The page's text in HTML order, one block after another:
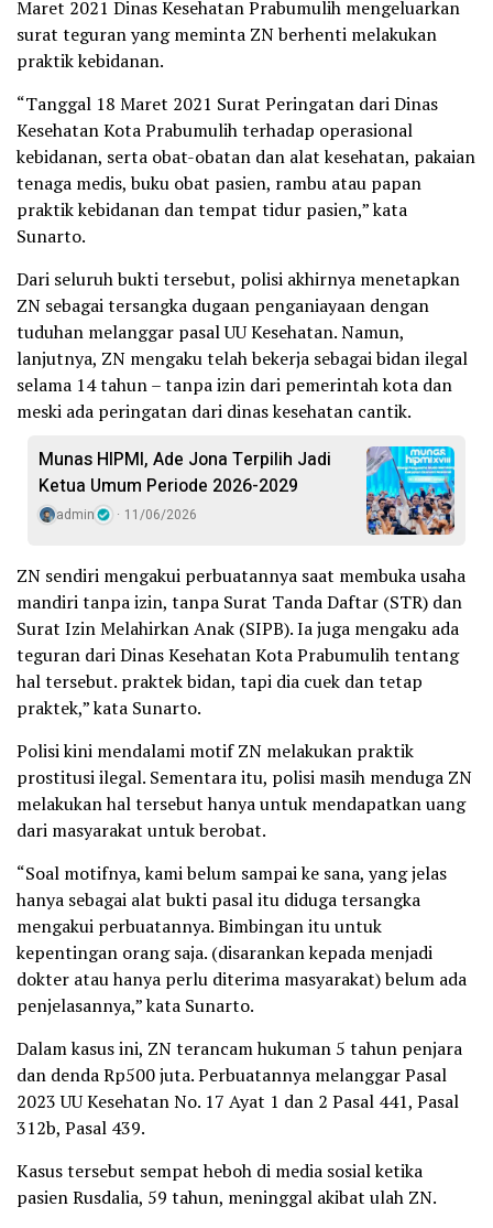
Maret 2021 Dinas Kesehatan Prabumulih mengeluarkan
surat teguran yang meminta ZN berhenti melakukan
praktik kebidanan.
“Tanggal 18 Maret 2021 Surat Peringatan dari Dinas
Kesehatan Kota Prabumulih terhadap operasional
kebidanan, serta obat-obatan dan alat kesehatan, pakaian
tenaga medis, buku obat pasien, rambu atau papan
praktik kebidanan dan tempat tidur pasien,” kata
Sunarto.
Dari seluruh bukti tersebut, polisi akhirnya menetapkan
ZN sebagai tersangka dugaan penganiayaan dengan
tuduhan melanggar pasal UU Kesehatan. Namun,
lanjutnya, ZN mengaku telah bekerja sebagai bidan ilegal
selama 14 tahun – tanpa izin dari pemerintah kota dan
meski ada peringatan dari dinas kesehatan cantik.
Munas HIPMI, Ade Jona Terpilih Jadi
Ketua Umum Periode 2026-2029
admin 11/06/2026
ZN sendiri mengakui perbuatannya saat membuka usaha
mandiri tanpa izin, tanpa Surat Tanda Daftar (STR) dan
Surat Izin Melahirkan Anak (SIPB). Ia juga mengaku ada
teguran dari Dinas Kesehatan Kota Prabumulih tentang
hal tersebut. praktek bidan, tapi dia cuek dan tetap
praktek,” kata Sunarto.
Polisi kini mendalami motif ZN melakukan praktik
prostitusi ilegal. Sementara itu, polisi masih menduga ZN
melakukan hal tersebut hanya untuk mendapatkan uang
dari masyarakat untuk berobat.
“Soal motifnya, kami belum sampai ke sana, yang jelas
hanya sebagai alat bukti pasal itu diduga tersangka
mengakui perbuatannya. Bimbingan itu untuk
kepentingan orang saja. (disarankan kepada menjadi
dokter atau hanya perlu diterima masyarakat) belum ada
penjelasannya,” kata Sunarto.
Dalam kasus ini, ZN terancam hukuman 5 tahun penjara
dan denda Rp500 juta. Perbuatannya melanggar Pasal
2023 UU Kesehatan No. 17 Ayat 1 dan 2 Pasal 441, Pasal
312b, Pasal 439.
Kasus tersebut sempat heboh di media sosial ketika
pasien Rusdalia, 59 tahun, meninggal akibat ulah ZN.